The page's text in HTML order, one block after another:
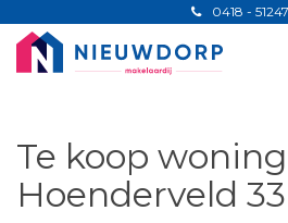
0418 -
Te koop
Hoenderveld